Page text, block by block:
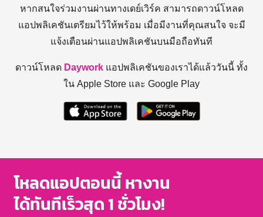
หากสนใจร่วมงานผ่านทางเดย์เวิร์ค สามารถดาวน์โหลด
แอปพลิเคชันเตรียมไว้ให้พร้อม เมื่อมีงานที่คุณสนใจ จะมี
แจ้งเตือนผ่านแอปพลิเคชันบนมือถือทันที
ดาวน์โหลด Daywork แอปพลิเคชันของเราได้แล้ววันนี้ ทั้ง
ใน Apple Store และ Google Play
โหลดแอปตอนนี้ หางาน
ได้ทันทีเร็วสุด 1 ชั่วโมง!